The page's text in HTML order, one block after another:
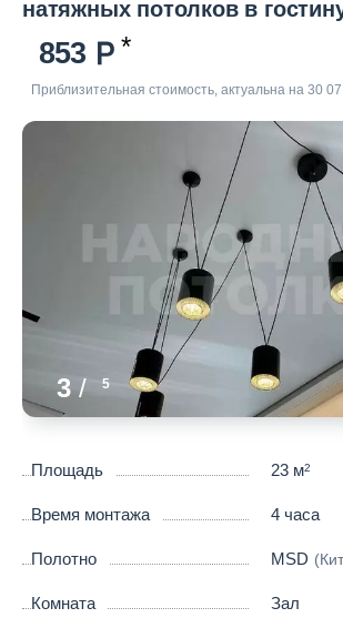
натяжных потолков в
853
Приблизительная стоимость, актуальна на 30
3/ 5
Площадь 23 м2
Время монтажа 4 часа
Полотно MSD
Комната Зал